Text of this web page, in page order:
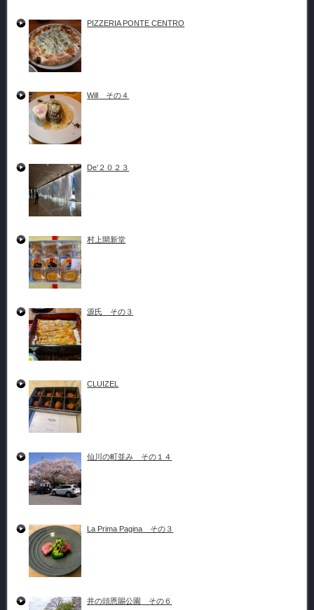
PIZZERIA PONTE CENTRO
Will その４
De’２０２３
村上開新堂
源氏 その３
CLUIZEL
仙川の町並み その１４
La Prima Pagina その３
井の頭恩賜公園 その６